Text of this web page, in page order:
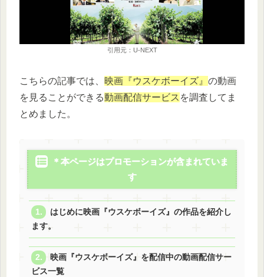
引用元：U-NEXT
こちらの記事では、 映画『ウスケボーイズ』 の動画
を見ることができる動画配信サービス を調査してま
とめました。
＊本ページはプロモーションが含まれていま
す
はじめに映画『ウスケボーイズ』の作品を紹介し
ます。
映画『ウスケボーイズ』を配信中の動画配信サー
ビス一覧